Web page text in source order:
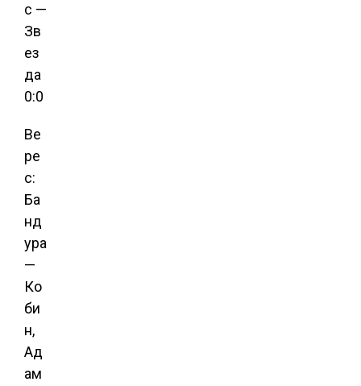
с —
Зв
ез
да
0:0
Ве
ре
с:
Ба
нд
ура
—
Ко
би
н,
Ад
ам